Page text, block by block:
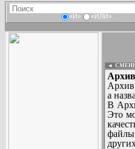
«И» «ИЛИ»
◄
Архив
а
В
Это